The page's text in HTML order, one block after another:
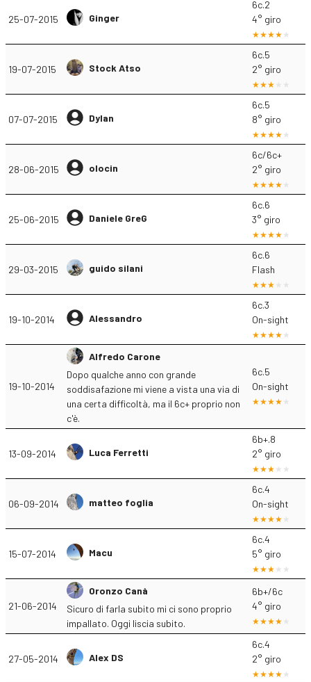
25-07-2015 Ginger
6c.2
4° giro
19-07-2015 Stock Atso
6c.5
2° giro
07-07-2015 Dylan
6c.5
8° giro
28-06-2015 olocin
6c/6c+
2° giro
25-06-2015 Daniele GreG
6c.6
3° giro
29-03-2015 guido silani
6c.6
Flash
19-10-2014 Alessandro
6c.3
On-sight
19-10-2014
Alfredo Carone
Dopo qualche anno con grande
soddisafazione mi viene a vista una via di
una certa difficoltà, ma il 6c+ proprio non
c'è.
6c.5
On-sight
13-09-2014 Luca Ferretti
6b+.8
2° giro
06-09-2014 matteo foglia
6c.4
On-sight
15-07-2014 Macu
6c.4
5° giro
21-06-2014
Oronzo Canà
Sicuro di farla subito mi ci sono proprio
impallato. Oggi liscia subito.
6b+/6c
4° giro
27-05-2014 Alex DS
6c.4
2° giro